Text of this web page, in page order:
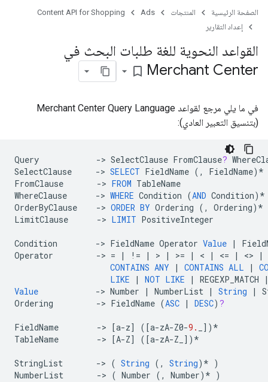
الصفحة الرئيسية المنتجات Ads
Content API for Shopping
إعداد التقارير
القواعد النحوية للغة طلبات البحث في
Merchant Center
bookmark_border
في ما يلي مرجع لقواعد Merchant Center Query Language
(بتنسيق التعبير العادي):
Query -> SelectClause FromClause?
SelectClause
-> SELECT FieldName (, FieldName) *
FromClause
-> FROM TableName
WhereClause
-> WHERE Condition (AND Condition) *
OrderByClause
-> ORDER BY Ordering (, Ordering) *
LimitClause
-> LIMIT PositiveInteger
Condition -> FieldName Operator Value |
Operator
-> = | != | > | >= | < | <= | <>
|
CONTAINS ANY | CONTAINS ALL |
LIKE
| NOT LIKE | REGEXP_MATCH
Value
-> Number | NumberList | String |
Ordering
-> FieldName (ASC | DESC) ?
FieldName -> [a-z] ( [a-zA-Z0-9. ] ) *
TableName
-> [A-Z] ( [a-zA-Z_ ] ) *
StringList -> ( String (, String) * )
NumberList
-> ( Number (, Number) * )